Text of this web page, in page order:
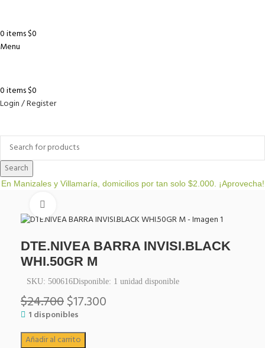
0items$0
Menu
0items$0
Login / Register
Search
En Manizales y Villamaría, domicilios por tan solo $2.000. ¡Aprovecha!
DTE.NIVEA BARRA INVISI.BLACK
WHI.50GR M
SKU: 500616Disponible: 1 unidad disponible
$24.700$17.300
1 disponibles
Añadir al carrito